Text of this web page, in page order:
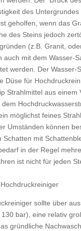
des Untergrundes
geholfen, wenn das
des Steins jedoch
(z.B. Granit,
auch mit dem Wasser-
werden. Der Wasser-
Düse für
Strahlmittel aus einem
möglichst feines
Umständen können
Schatten mit
in der Regel
ist nicht für jeden
sollte über
bar), eine relativ
gründliche